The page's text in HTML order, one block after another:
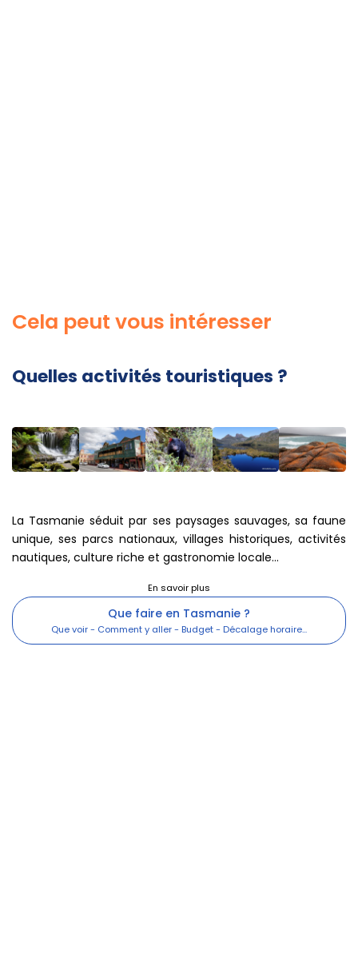
Cela peut vous intéresser
Quelles activités touristiques ?
La Tasmanie séduit par ses paysages sauvages, sa faune
unique, ses parcs nationaux, villages historiques, activités
nautiques, culture riche et gastronomie locale...
Que faire en Tasmanie ?